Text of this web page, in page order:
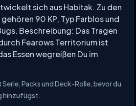
sich aus Habitak. Zu den
90 KP, Typ Farblos und
Beschreibung: Das Tragen
Fearows Territorium ist
Essen wegreißen Du im
Packs und Deck-Rolle, bevor du
hinzufügst.